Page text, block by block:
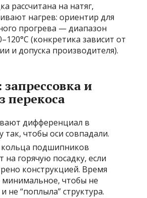
рассчитана на натяг,
нагрев: ориентир для
прогрева — диапазон
(конкретика зависит от
и допуска производителя).
и
перекоса
дифференциал в
так, чтобы оси совпадали.
подшипников
горячую посадку, если
конструкцией. Время
чтобы не
не “поплыла” структура.